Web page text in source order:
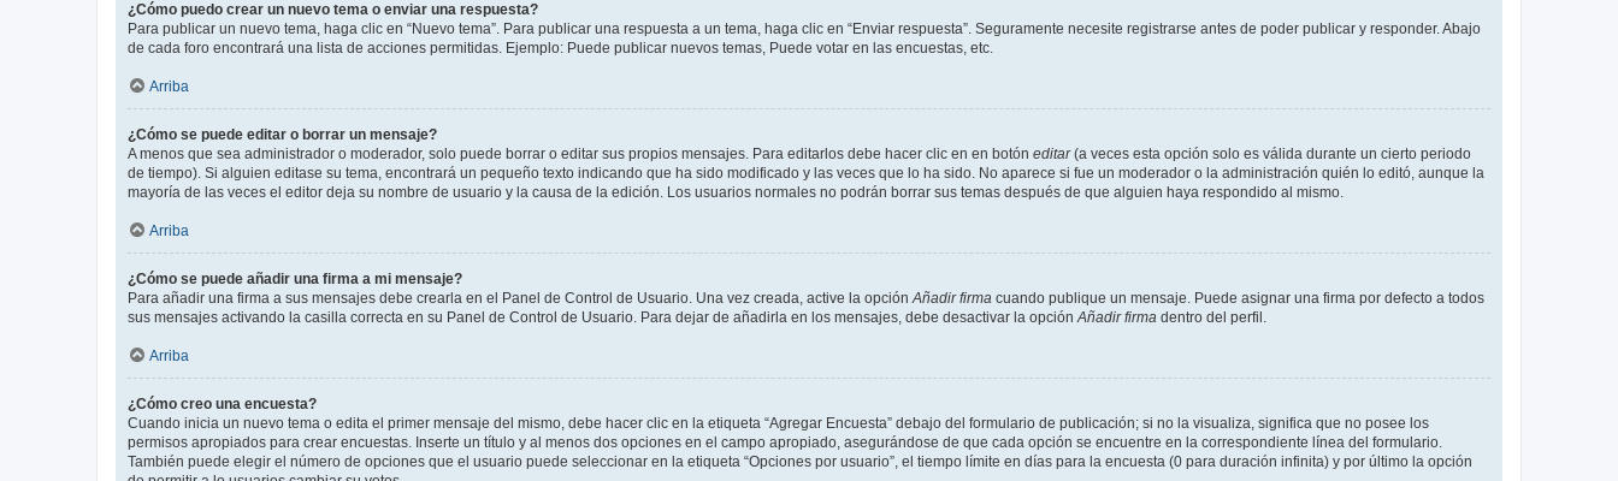
¿Cómo puedo crear un nuevo tema o enviar una respuesta?
Para publicar un nuevo tema, haga clic en “Nuevo tema”. Para publicar una respuesta a un tema, haga clic en “Enviar respuesta”. Seguramente necesite registrarse antes de poder publicar y responder. Abajo
de cada foro encontrará una lista de acciones permitidas. Ejemplo: Puede publicar nuevos temas, Puede votar en las encuestas, etc.
Arriba
¿Cómo se puede editar o borrar un mensaje?
A menos que sea administrador o moderador, solo puede borrar o editar sus propios mensajes. Para editarlos debe hacer clic en en botón editar(a veces esta opción solo es válida durante un cierto periodo
de tiempo). Si alguien editase su tema, encontrará un pequeño texto indicando que ha sido modificado y las veces que lo ha sido. No aparece si fue un moderador o la administración quién lo editó, aunque la
mayoría de las veces el editor deja su nombre de usuario y la causa de la edición. Los usuarios normales no podrán borrar sus temas después de que alguien haya respondido al mismo.
Arriba
¿Cómo se puede añadir una firma a mi mensaje?
Para añadir una firma a sus mensajes debe crearla en el Panel de Control de Usuario. Una vez creada, active la opciónAñadir firma cuando publique un mensaje. Puede asignar una firma por defecto a todos
sus mensajes activando la casilla correcta en su Panel de Control de Usuario. Para dejar de añadirla en los mensajes, debe desactivar la opciónAñadir firma dentro del perfil.
Arriba
¿Cómo creo una encuesta?
Cuando inicia un nuevo tema o edita el primer mensaje del mismo, debe hacer clic en la etiqueta “Agregar Encuesta” debajo del formulario de publicación; si no la visualiza, significa que no posee los
permisos apropiados para crear encuestas. Inserte un título y al menos dos opciones en el campo apropiado, asegurándose de que cada opción se encuentre en la correspondiente línea del formulario.
También puede elegir el número de opciones que el usuario puede seleccionar en la etiqueta “Opciones por usuario”, el tiempo límite en días para la encuesta (0 para duración infinita) y por último la opción